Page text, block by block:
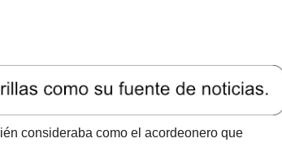
consideraba como el acordeonero que